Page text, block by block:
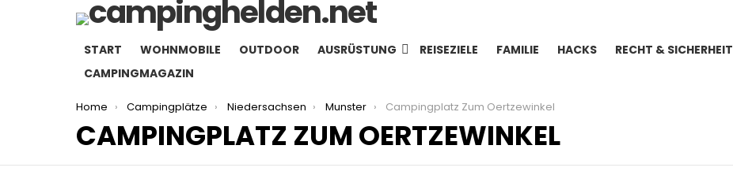
START WOHNMOBILE OUTDOOR AUSRÜSTUNG REISEZIELE FAMILIE HACKS RECHT & SICHERHEIT
CAMPINGMAGAZIN
You are here:
Home Campingplätze Niedersachsen Munster Campingplatz Zum Oertzewinkel
CAMPINGPLATZ ZUM OERTZEWINKEL